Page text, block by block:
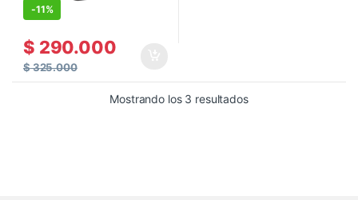
-11%
$ 290.000
$325.000
Mostrando los 3 resultados